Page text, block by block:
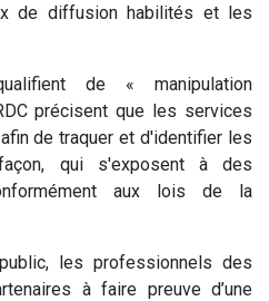
de diffusion habilités et les
de « manipulation
précisent que les services
de traquer et d'identifier les
qui s'exposent à des
aux lois de la
les professionnels des
à faire preuve d’une